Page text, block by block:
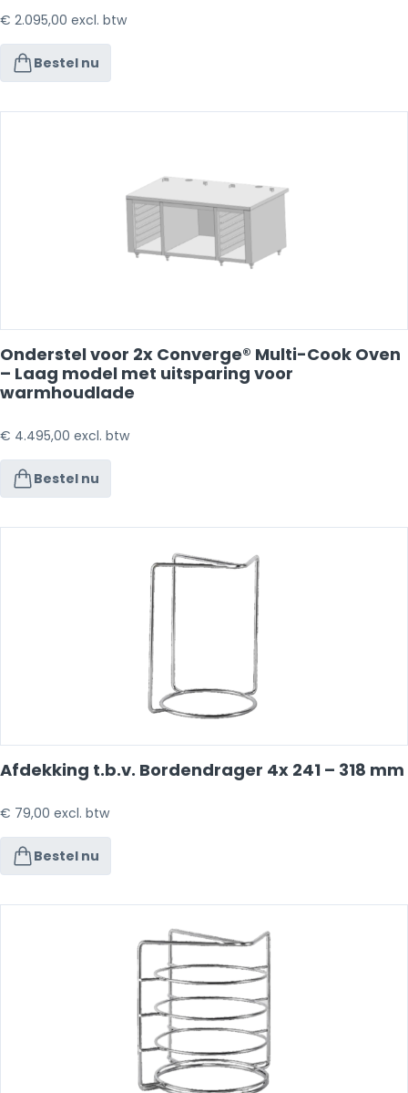
€ 2.095,00 excl. btw
Bestel nu
Onderstel voor 2x Converge® Multi-Cook Oven
– Laag model met uitsparing voor
warmhoudlade
€ 4.495,00 excl. btw
Bestel nu
Afdekking t.b.v. Bordendrager 4x 241 – 318 mm
€ 79,00 excl. btw
Bestel nu